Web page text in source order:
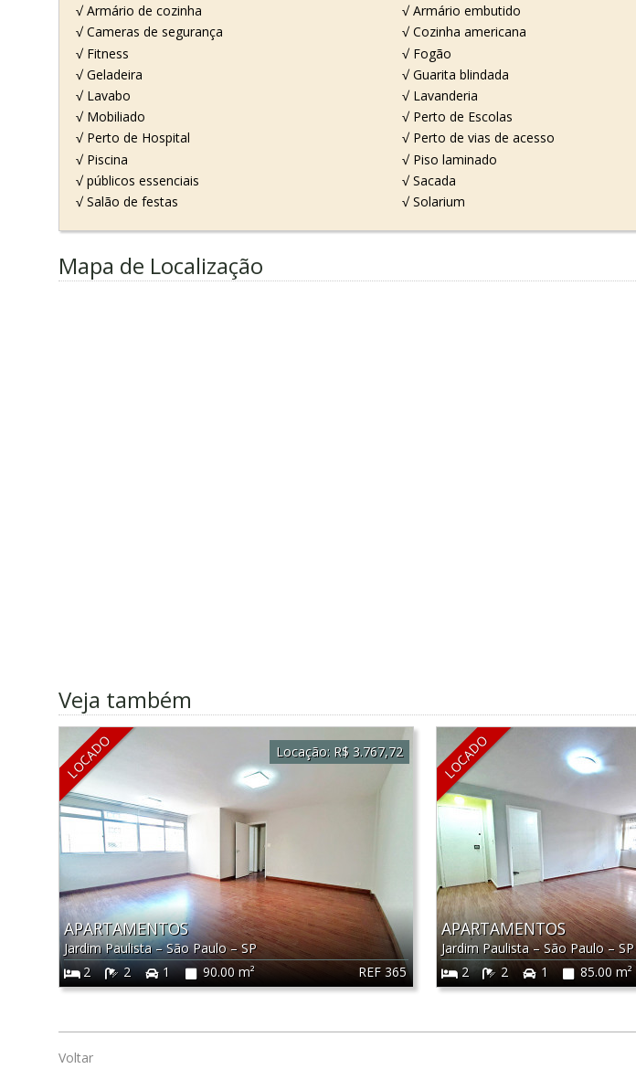
√ Armário de cozinha
√ Armário embutido
√ Cameras de segurança
√ Cozinha americana
√ Fitness
√ Fogão
√ Geladeira
√ Guarita blindada
√ Lavabo
√ Lavanderia
√ Mobiliado
√ Perto de Escolas
√ Perto de Hospital
√ Perto de vias de acesso
√ Piscina
√ Piso laminado
√ públicos essenciais
√ Sacada
√ Salão de festas
√ Solarium
Mapa de Localização
Veja também
LOCADO
REF 365
APARTAMENTOS
Jardim Paulista–São Paulo–SP
2
2 1 90.00 m²
Locação: R$ 3.767,72 LOCADO
APARTAMENTOS
Jardim Paulista–São Paulo–SP
2
2 1 85.00 m²
Voltar